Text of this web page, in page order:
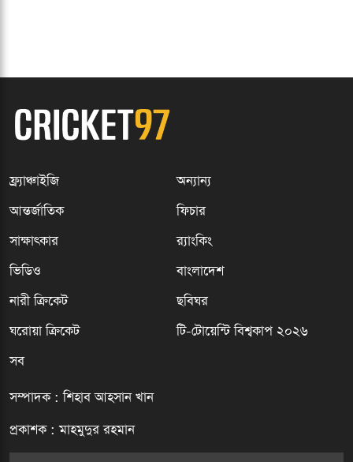
ফ্র্যাঞ্চাইজি
অন্যান্য
আন্তর্জাতিক
ফিচার
সাক্ষাৎকার
র‍্যাংকিং
ভিডিও
বাংলাদেশ
নারী ক্রিকেট
ছবিঘর
ঘরোয়া ক্রিকেট
টি-টোয়েন্টি বিশ্বকাপ ২০২৬
সব
সম্পাদক : শিহাব আহসান খান
প্রকাশক : মাহমুদুর রহমান